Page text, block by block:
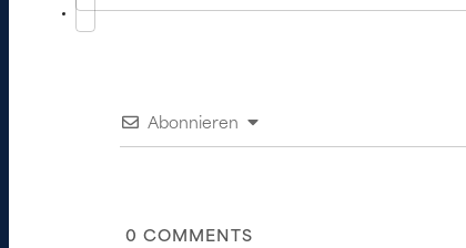
Abonnieren
0 COMMENTS